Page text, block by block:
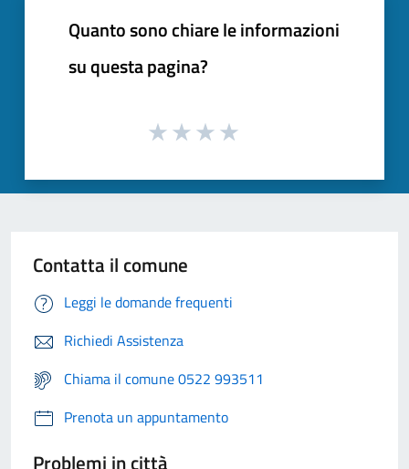
Quanto sono chiare le informazioni
su questa pagina?
Contatta il comune
Leggi le domande frequenti
Richiedi Assistenza
Chiama il comune 0522 993511
Prenota un appuntamento
Problemi in città